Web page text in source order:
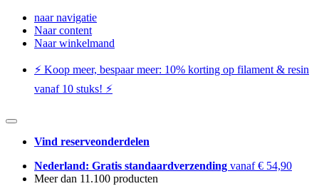
naar navigatie
Naar content
Naar winkelmand
⚡️ Koop meer, bespaar meer: ​​10% korting op filament & resin
vanaf 10 stuks! ⚡️
Vind reserveonderdelen
Nederland: Gratis standaardverzending vanaf € 54,90
Meer dan 11.100 producten